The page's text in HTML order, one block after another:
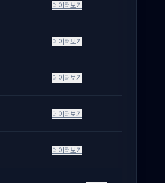
데이터보기
데이터보기
데이터보기
데이터보기
데이터보기